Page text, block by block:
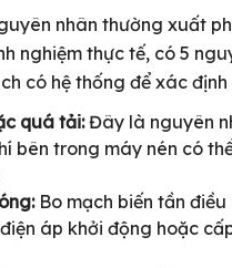
nhân thường xuất
nghiệm thực tế, có 5
có hệ thống để xác định
quá tải:Đây là nguyên
bên trong máy nén có
Bo mạch biến tần điều
áp khởi động hoặc